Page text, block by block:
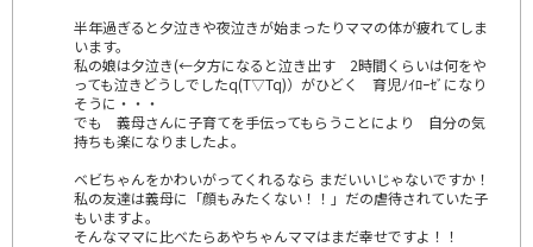
半年過ぎると夕泣きや夜泣きが始まったりママの体が疲れてしま
います。
私の娘は夕泣き(←夕方になると泣き出す 2時間くらいは何をや
っても泣きどうしでしたq(T▽Tq)）がひどく 育児ﾉｲﾛｰｾﾞになり
そうに・・・
でも 義母さんに子育てを手伝ってもらうことにより 自分の気
持ちも楽になりましたよ。
ベビちゃんをかわいがってくれるなら まだいいじゃないですか！
私の友達は義母に「顔もみたくない！！」だの虐待されていた子
もいますよ。
そんなママに比べたらあやちゃんママはまだ幸せですよ！！